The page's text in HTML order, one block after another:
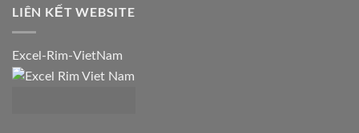
LIÊN KẾT WEBSITE
Excel-Rim-VietNam